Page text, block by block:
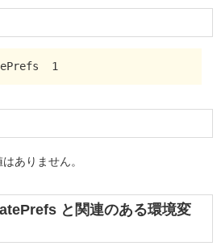
1
ありません。
と関連のある環境変